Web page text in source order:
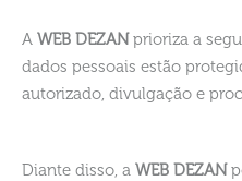
A WEB DEZANprioriza a
dados pessoais estão
autorizado, divulgação e
Diante disso, a WEB DEZAN